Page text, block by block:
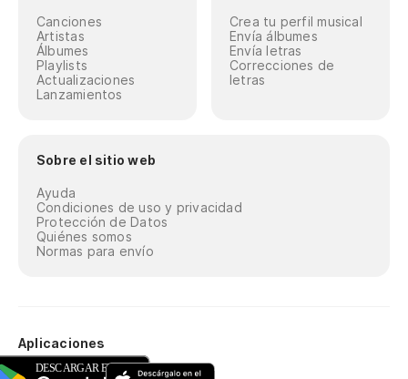
Canciones
Artistas
Álbumes
Playlists
Actualizaciones
Lanzamientos
Crea tu perfil musical
Envía álbumes
Envía letras
Correcciones de
letras
Sobre el sitio web
Ayuda
Condiciones de uso y privacidad
Protección de Datos
Quiénes somos
Normas para envío
Aplicaciones